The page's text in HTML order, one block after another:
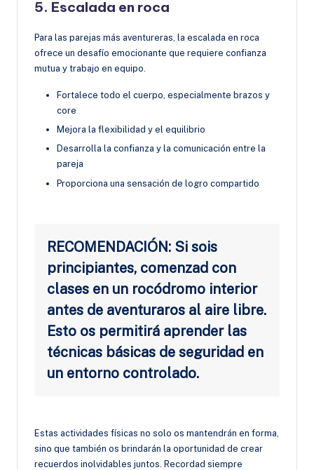
5. Escalada en roca
Para las parejas más aventureras, la escalada en roca
ofrece un desafío emocionante que requiere confianza
mutua y trabajo en equipo.
Fortalece todo el cuerpo, especialmente brazos y
core
Mejora la flexibilidad y el equilibrio
Desarrolla la confianza y la comunicación entre la
pareja
Proporciona una sensación de logro compartido
RECOMENDACIÓN: Si sois
principiantes, comenzad con
clases en un rocódromo interior
antes de aventuraros al aire libre.
Esto os permitirá aprender las
técnicas básicas de seguridad en
un entorno controlado.
Estas actividades físicas no solo os mantendrán en forma,
sino que también os brindarán la oportunidad de crear
recuerdos inolvidables juntos. Recordad siempre